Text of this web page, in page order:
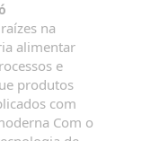
na
alimentar
e
produtos
com
Com o